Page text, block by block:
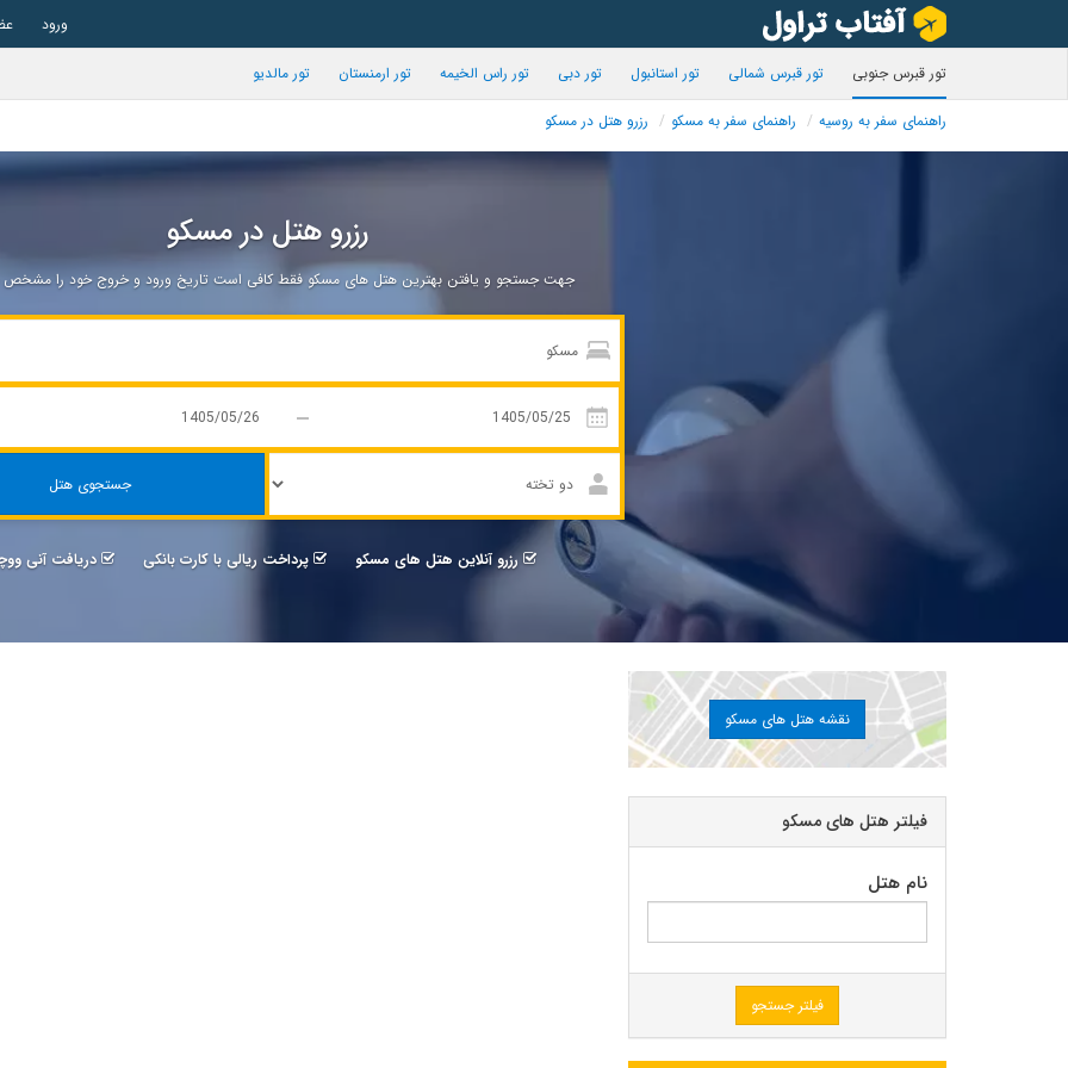
ورود
تور قبرس جنوبی تور قبرس شمالی تور استانبول تور دبی تور راس الخیمه تور ارمنستان تور مالدیو
راهنمای سفر به روسیه راهنمای سفر به مسکو رزرو هتل در مسکو
رزرو هتل در مسکو
جهت جستجو و یافتن بهترین هتل های مسکو فقط کافی است تاریخ ورود و خروج خود را مشخص
جستجوی هتل
رزرو آنلاین هتل های مسکو پرداخت ریالی با کارت بانکی دریافت آنی
نقشه هتل های مسکو
فیلتر هتل های مسکو
نام هتل
فیلتر جستجو